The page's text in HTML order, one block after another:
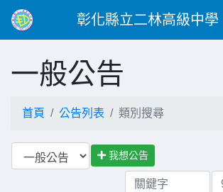
彰化縣立二林高級中學
一般公告
首頁 公告列表 類別搜尋
我想公告